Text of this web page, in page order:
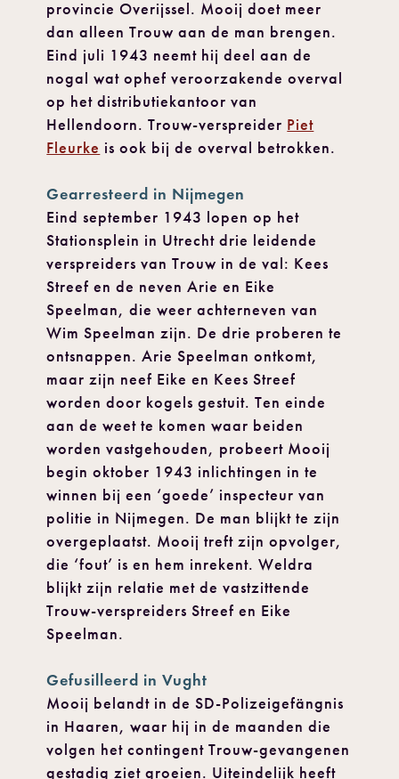
provincie Overijssel. Mooij doet meer
dan alleen Trouw aan de man brengen.
Eind juli 1943 neemt hij deel aan de
nogal wat ophef veroorzakende overval
op het distributiekantoor van
Hellendoorn. Trouw-verspreider Piet
Fleurke is ook bij de overval betrokken.
Gearresteerd in Nijmegen
Eind september 1943 lopen op het
Stationsplein in Utrecht drie leidende
verspreiders van Trouw in de val: Kees
Streef en de neven Arie en Eike
Speelman, die weer achterneven van
Wim Speelman zijn. De drie proberen te
ontsnappen. Arie Speelman ontkomt,
maar zijn neef Eike en Kees Streef
worden door kogels gestuit. Ten einde
aan de weet te komen waar beiden
worden vastgehouden, probeert Mooij
begin oktober 1943 inlichtingen in te
winnen bij een ‘goede’ inspecteur van
politie in Nijmegen. De man blijkt te zijn
overgeplaatst. Mooij treft zijn opvolger,
die ‘fout’ is en hem inrekent. Weldra
blijkt zijn relatie met de vastzittende
Trouw-verspreiders Streef en Eike
Speelman.
Gefusilleerd in Vught
Mooij belandt in de SD-Polizeigefängnis
in Haaren, waar hij in de maanden die
volgen het contingent Trouw-gevangenen
gestadig ziet groeien. Uiteindelijk heeft